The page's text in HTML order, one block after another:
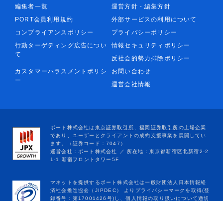
編集者一覧
運営方針・編集方針
PORT会員利用規約
外部サービスの利用について
コンプライアンスポリシー
プライバシーポリシー
行動ターゲティング広告につい
て
情報セキュリティポリシー
反社会的勢力排除ポリシー
カスタマーハラスメントポリシ
ー
お問い合わせ
運営会社情報